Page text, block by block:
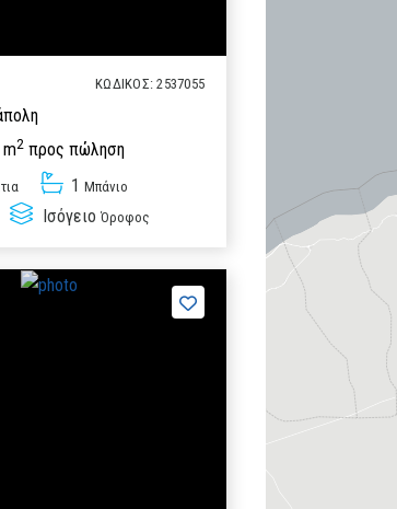
ΚΩΔΙΚΟΣ: 2537055
2προς πώληση
1 Μπάνιο
Ισόγειο Όροφος